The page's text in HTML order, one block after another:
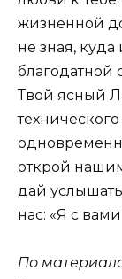
жизненной
не зная,
благодатной
Твой ясный
открой
дай
нас: «Я с
По